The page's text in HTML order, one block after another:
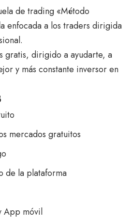
de trading «Método
enfocada a los traders dirigida
gratis, dirigido a ayudarte, a
y más constante inversor en
mercados gratuitos
de la plataforma
App móvil